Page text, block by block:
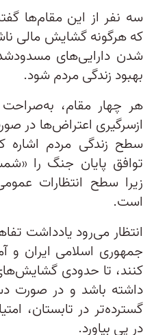
سه نفر از این مقام‌ها
که هرگونه گشایش مالی
شدن دارایی‌های
بهبود زندگی مردم شود.
هر چهار مقام،
ازسرگیری اعتراض‌ها در
سطح زندگی مردم اشاره
توافق پایان جنگ را
زیرا سطح انتظارات
است.
انتظار می‌رود یادداشت
جمهوری اسلامی ایران و
کنند، تا حدودی
داشته باشد و در صورت
گسترده‌تر در تابستان،
در پی بیاورد.